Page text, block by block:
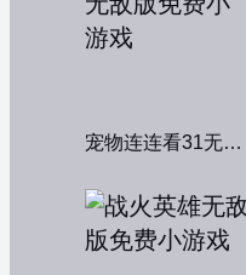
宠物连连看31无敌版